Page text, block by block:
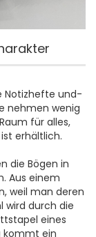
Notizhefte und-
nehmen wenig
für alles,
erhältlich.
die Bögen in
Aus einem
weil man deren
wird durch die
eines
kommt ein